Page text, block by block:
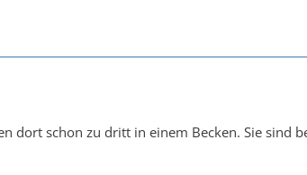
dort schon zu dritt in einem Becken. Sie sind